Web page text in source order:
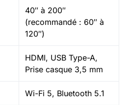
40″ à 200″
(recommandé : 60″ à
120″)
HDMI, USB Type-A,
Prise casque 3,5 mm
Wi-Fi 5, Bluetooth 5.1